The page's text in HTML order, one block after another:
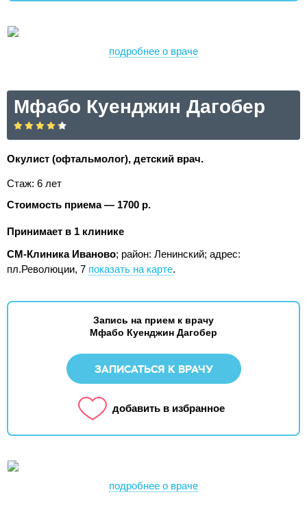
подробнее о враче
Мфабо Куенджин Дагобер
Окулист (офтальмолог), детский врач.
Стаж: 6 лет
Стоимость приема — 1700 р.
Принимает в 1 клинике
СМ-Клиника Иваново; район: Ленинский; адрес:
пл.Революции, 7 показать на карте.
Запись на прием к врачу
Мфабо Куенджин Дагобер
ЗАПИСАТЬСЯ К ВРАЧУ
добавить в избранное
подробнее о враче